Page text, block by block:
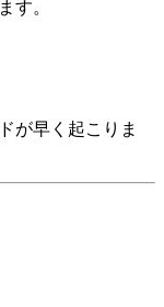
す。
が早く起こりま